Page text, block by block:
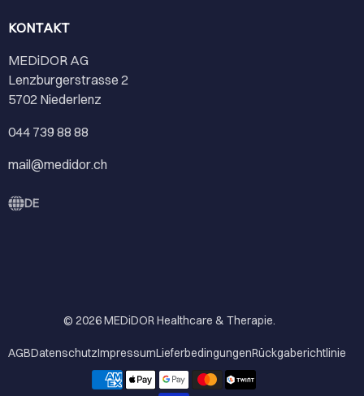
KONTAKT
MEDiDOR AG
Lenzburgerstrasse 2
5702 Niederlenz
044 739 88 88
mail@medidor.ch
DE
© 2026MEDiDOR Healthcare & Therapie.
AGBDatenschutzImpressumLieferbedingungenRückgaberichtlinie